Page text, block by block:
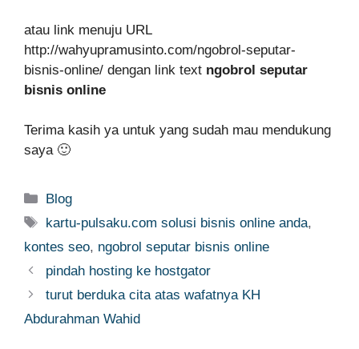
atau link menuju URL
http://wahyupramusinto.com/ngobrol-seputar-
bisnis-online/ dengan link text ngobrol seputar
bisnis online
Terima kasih ya untuk yang sudah mau mendukung
saya 🙂
Categories
Blog
Tags
kartu-pulsaku.com solusi bisnis online anda,
kontes seo, ngobrol seputar bisnis online
pindah hosting ke hostgator
turut berduka cita atas wafatnya KH
Abdurahman Wahid